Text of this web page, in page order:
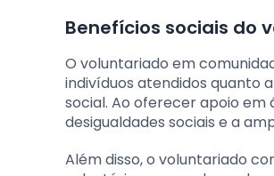
Benefícios sociais do
O voluntariado em
indivíduos atendidos quanto
social. Ao oferecer apoio em
desigualdades sociais e a
Além disso, o voluntariado